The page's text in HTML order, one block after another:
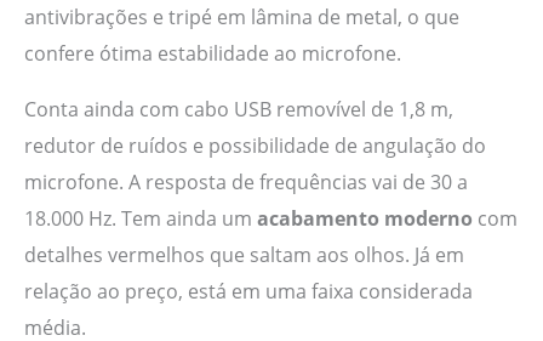
antivibrações e tripé em lâmina de metal, o que
confere ótima estabilidade ao microfone.
Conta ainda com cabo USB removível de 1,8 m,
redutor de ruídos e possibilidade de angulação do
microfone. A resposta de frequências vai de 30 a
18.000 Hz. Tem ainda um acabamento moderno com
detalhes vermelhos que saltam aos olhos. Já em
relação ao preço, está em uma faixa considerada
média.